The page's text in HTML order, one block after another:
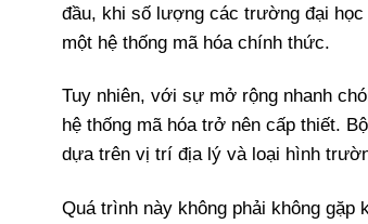
đầu, khi số lượng các trường đại
một hệ thống mã hóa chính thức.
Tuy nhiên, với sự mở rộng nhanh
hệ thống mã hóa trở nên cấp thiết.
dựa trên vị trí địa lý và loại hình
Quá trình này không phải không